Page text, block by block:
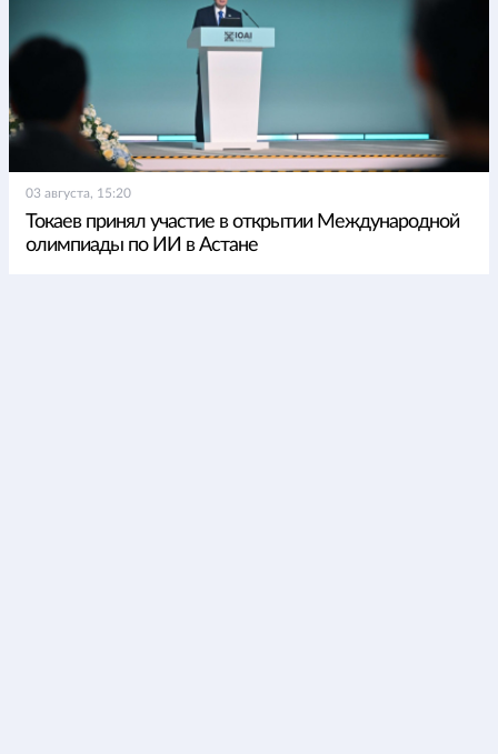
03 августа, 15:20
Токаев принял участие в открытии Международной
олимпиады по ИИ в Астане